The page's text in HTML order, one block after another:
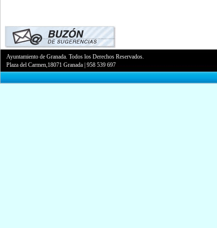
Ayuntamiento de Granada. Todos los Derechos Reservados.
Plaza del Carmen,18071 Granada |958 539 697